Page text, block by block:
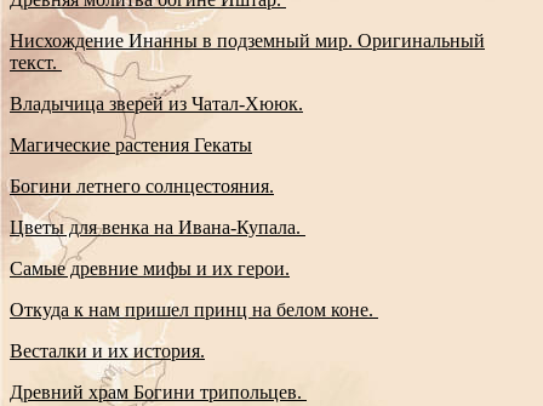
Нисхождение Инанны в подземный мир. Оригинальный
текст.
Владычица зверей из Чатал-Хююк.
Магические растения Гекаты
Богини летнего солнцестояния.
Цветы для венка на Ивана-Купала.
Самые древние мифы и их герои.
Откуда к нам пришел принц на белом коне.
Весталки и их история.
Древний храм Богини трипольцев.